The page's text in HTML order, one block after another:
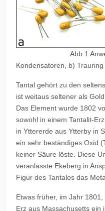
Abb.1
Kondensatoren, b) Trauring
Tantal gehört zu den
ist weitaus seltener als
Das Element wurde 1802
sowohl in einem Tantalit-
in Yttererde aus Ytterby in
ein sehr beständiges Oxid
keiner Säure löste. Diese
veranlasste Ekeberg in
Figur des Tantalos das
Etwas früher, im Jahr
Erz aus Massachusetts ein